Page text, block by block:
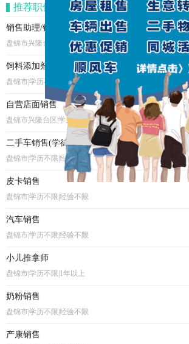
推荐职位
销售助理/销售客服/电话客服
盘锦市兴隆台区|大专|经验不限
饲料添加剂业务代表
盘锦市|学历不限|1年以上
自营店面销售
盘锦市兴隆台区|学历不限|经验不限
二手车销售(学徒）
盘锦市|学历不限|经验不限
皮卡销售
盘锦市|学历不限|经验不限
汽车销售
盘锦市|学历不限|经验不限
小儿推拿师
盘锦市|学历不限|1年以上
奶粉销售
盘锦市|学历不限|经验不限
产康销售